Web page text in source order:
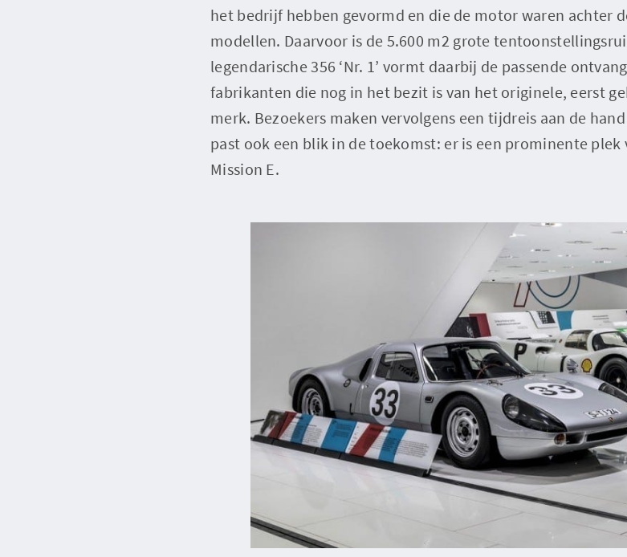
het bedrijf hebben gevormd en die de motor waren achter
modellen. Daarvoor is de 5.600 m2 grote
legendarische 356 ‘Nr. 1’ vormt daarbij de passende
fabrikanten die nog in het bezit is van het originele, eerst
merk. Bezoekers maken vervolgens een tijdreis aan de
past ook een blik in de toekomst: er is een prominente
Mission E.